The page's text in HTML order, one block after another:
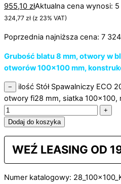
955,10 złAktualna cena wynosi: 5
324,77 zł (z 23% VAT)
Poprzednia najniższa cena: 7
Grubość blatu 8 mm, otwory w
otworów 100×100 mm,
−
ilość Stół Spawalniczy ECO
otwory fi28 mm, siatka 100x100,
+
Dodaj do koszyka
WEŹ LEASING OD
Numer katalogowy: